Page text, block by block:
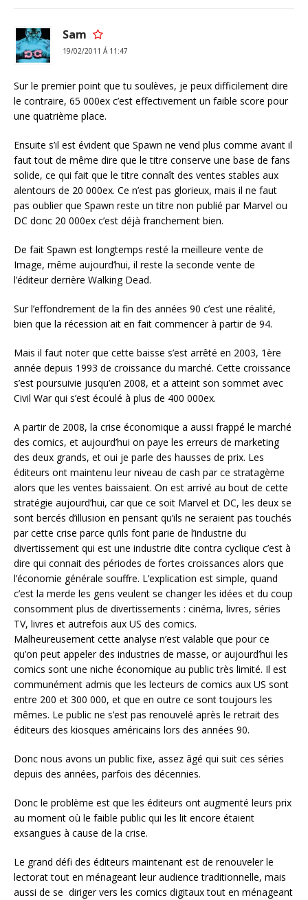
Sam
19/02/2011 Á 11:47
Sur le premier point que tu soulèves, je peux difficilement dire
le contraire, 65 000ex c’est effectivement un faible score pour
une quatrième place.
Ensuite s’il est évident que Spawn ne vend plus comme avant il
faut tout de même dire que le titre conserve une base de fans
solide, ce qui fait que le titre connaît des ventes stables aux
alentours de 20 000ex. Ce n’est pas glorieux, mais il ne faut
pas oublier que Spawn reste un titre non publié par Marvel ou
DC donc 20 000ex c’est déjà franchement bien.
De fait Spawn est longtemps resté la meilleure vente de
Image, même aujourd’hui, il reste la seconde vente de
l’éditeur derrière Walking Dead.
Sur l’effondrement de la fin des années 90 c’est une réalité,
bien que la récession ait en fait commencer à partir de 94.
Mais il faut noter que cette baisse s’est arrêté en 2003, 1ère
année depuis 1993 de croissance du marché. Cette croissance
s’est poursuivie jusqu’en 2008, et a atteint son sommet avec
Civil War qui s’est écoulé à plus de 400 000ex.
A partir de 2008, la crise économique a aussi frappé le marché
des comics, et aujourd’hui on paye les erreurs de marketing
des deux grands, et oui je parle des hausses de prix. Les
éditeurs ont maintenu leur niveau de cash par ce stratagème
alors que les ventes baissaient. On est arrivé au bout de cette
stratégie aujourd’hui, car que ce soit Marvel et DC, les deux se
sont bercés d’illusion en pensant qu’ils ne seraient pas touchés
par cette crise parce qu’ils font parie de l’industrie du
divertissement qui est une industrie dite contra cyclique c’est à
dire qui connait des périodes de fortes croissances alors que
l’économie générale souffre. L’explication est simple, quand
c’est la merde les gens veulent se changer les idées et du coup
consomment plus de divertissements : cinéma, livres, séries
TV, livres et autrefois aux US des comics.
Malheureusement cette analyse n’est valable que pour ce
qu’on peut appeler des industries de masse, or aujourd’hui les
comics sont une niche économique au public très limité. Il est
communément admis que les lecteurs de comics aux US sont
entre 200 et 300 000, et que en outre ce sont toujours les
mêmes. Le public ne s’est pas renouvelé après le retrait des
éditeurs des kiosques américains lors des années 90.
Donc nous avons un public fixe, assez âgé qui suit ces séries
depuis des années, parfois des décennies.
Donc le problème est que les éditeurs ont augmenté leurs prix
au moment où le faible public qui les lit encore étaient
exsangues à cause de la crise.
Le grand défi des éditeurs maintenant est de renouveler le
lectorat tout en ménageant leur audience traditionnelle, mais
aussi de se diriger vers les comics digitaux tout en ménageant